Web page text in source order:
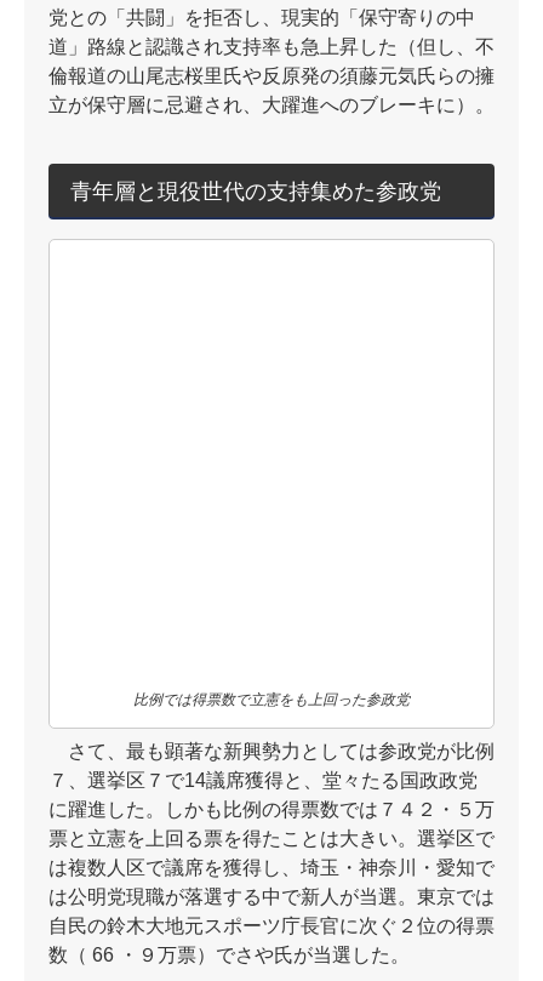
党との「共闘」を拒否し、現実的「保守寄りの中
道」路線と認識され支持率も急上昇した（但し、不
倫報道の山尾志桜里氏や反原発の須藤元気氏らの擁
立が保守層に忌避され、大躍進へのブレーキに）。
青年層と現役世代の支持集めた参政党
比例では得票数で立憲をも上回った参政党
さて、最も顕著な新興勢力としては参政党が比例
７、選挙区７で14議席獲得と、堂々たる国政政党
に躍進した。しかも比例の得票数では７４２・５万
票と立憲を上回る票を得たことは大きい。選挙区で
は複数人区で議席を獲得し、埼玉・神奈川・愛知で
は公明党現職が落選する中で新人が当選。東京では
自民の鈴木大地元スポーツ庁長官に次ぐ２位の得票
数（ 66 ・９万票）でさや氏が当選した。